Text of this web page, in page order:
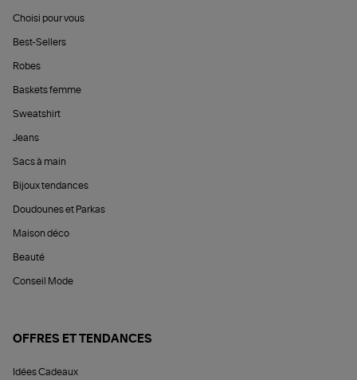
Choisi pour vous
Best-Sellers
Robes
Baskets femme
Sweatshirt
Jeans
Sacs à main
Bijoux tendances
Doudounes et Parkas
Maison déco
Beauté
Conseil Mode
OFFRES ET TENDANCES
Idées Cadeaux